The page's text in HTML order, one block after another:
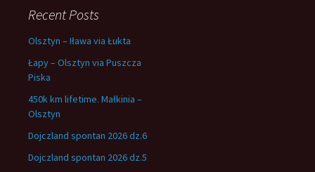
Recent Posts
Olsztyn – Iława via Łukta
Łapy – Olsztyn via Puszcza
Piska
450k km lifetime. Małkinia –
Olsztyn
Dojczland spontan 2026 dz.6
Dojczland spontan 2026 dz.5